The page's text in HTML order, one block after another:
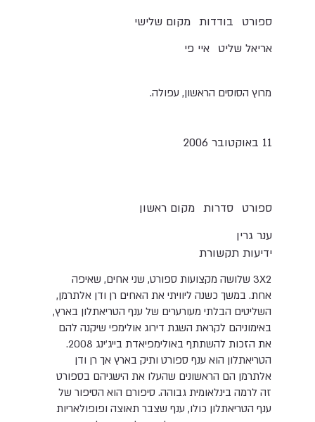
מקום שלישי בודדות
ספורט
איי פי אריאל שליט
מרוץ הסוסים הראשון, עפולה.
11 באוקטובר 2006
מקום ראשון סדרות ספורט
ענר גרין
ידיעות תקשורת
3X2 שלושה מקצועות ספורט, שני אחים, שאיפה
אחת. במשך כשנה ליוויתי את האחים רן ודן אלתרמן,
השליטים הבלתי מעורערים של ענף הטריאתלון בארץ,
באימוניהם לקראת השגת דירוג אולימפי שיקנה להם
את הזכות להשתתף באולימפיאדת בייג'ינג 2008.
הטריאתלון הוא ענף ספורט ותיק בארץ אך רן ודן
אלתרמן הם הראשונים שהעלו את הישגיהם בספורט
זה לרמה בינלאומית גבוהה. סיפורם הוא הסיפור של
ענף הטריאתלון כולו, ענף שצבר תאוצה ופופולאריות